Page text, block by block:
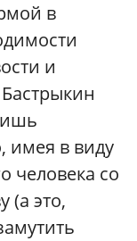
в
и
имея в виду
человека со
(а это,